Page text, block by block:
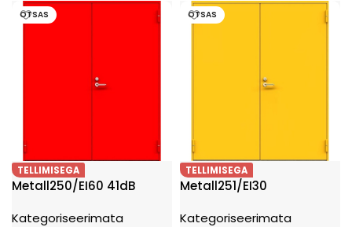
OTSAS
TELLIMISEGA
Metall250/EI60 41dB
Kategoriseerimata
OTSAS
TELLIMISEGA
Metall251/EI30
Kategoriseerimata